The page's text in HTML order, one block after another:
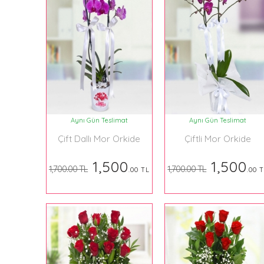
Aynı Gün Teslimat
Çift Dallı Mor Orkide
1,700.00 TL1,500.00 TL
Aynı Gün Teslimat
Çiftli Mor Orkide
1,700.00 TL1,500.00